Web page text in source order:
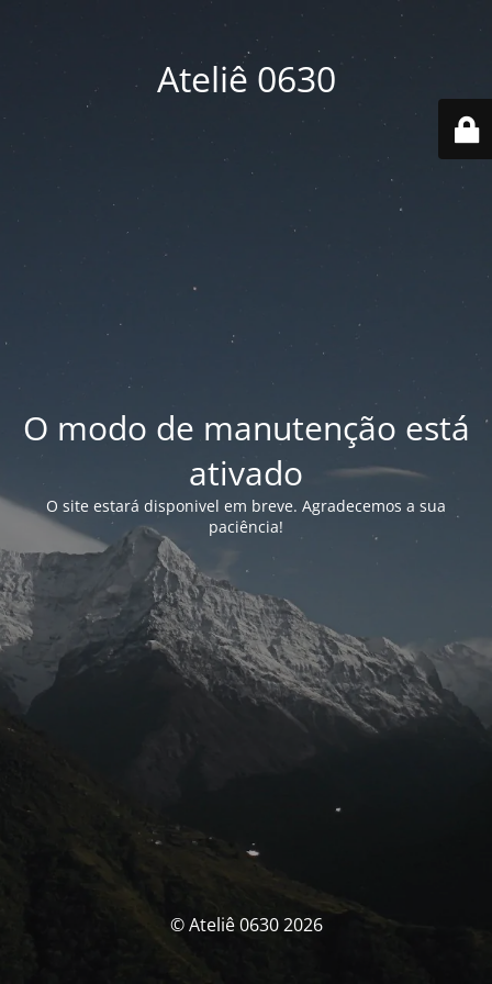
Ateliê 0630
O modo de manutenção está
ativado
O site estará disponivel em breve. Agradecemos a sua
paciência!
© Ateliê 0630 2026